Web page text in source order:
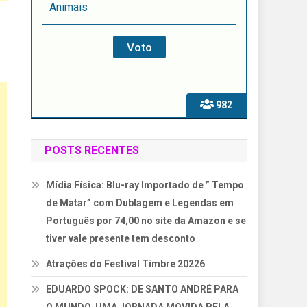
982
Animais
POSTS RECENTES
Mídia Física: Blu-ray Importado de ” Tempo
de Matar” com Dublagem e Legendas em
Português por 74,00 no site da Amazon e se
tiver vale presente tem desconto
Atrações do Festival Timbre 20226
EDUARDO SPOCK: DE SANTO ANDRÉ PARA